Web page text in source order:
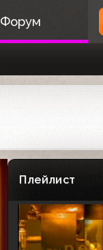
Форум
Плейлист
00:04